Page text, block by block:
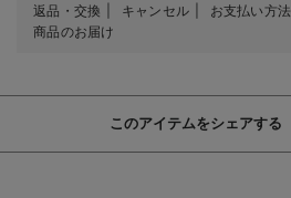
返品・交換 キャンセル お支払い方法
商品のお届け
このアイテムをシェアする